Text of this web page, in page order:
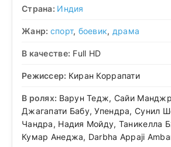
Страна: Индия
Жанр: спорт, боевик, драма
В качестве: Full HD
Режиссер: Киран Коррапати
В ролях: Варун Тедж, Сайи
Джагапати Бабу, Упендра, Сунил
Чандра, Надия Мойду, Таникелла
Кумар Анеджа, Darbha Appaji